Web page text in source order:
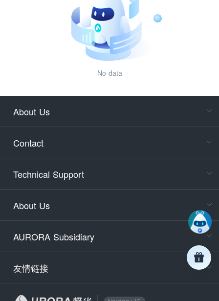
No data
About Us
Contact
Technical Support
About Us
AURORA Subsidiary
友情链接
days)
9:30-
Email